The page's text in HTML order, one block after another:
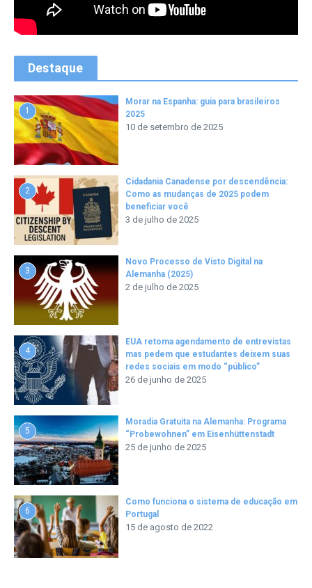
Destaque
1
Morar na Espanha: guia para brasileiros
2025
10 de setembro de 2025
2
Cidadania Canadense por descendência:
Como as mudanças de 2025 podem
beneficiar você
3 de julho de 2025
3
Novo Processo de Visto Digital na
Alemanha (2025)
2 de julho de 2025
4
EUA retoma agendamento de entrevistas
mas pedem que estudantes deixem suas
redes sociais em modo “público”
26 de junho de 2025
5
Moradia Gratuita na Alemanha: Programa
“Probewohnen” em Eisenhüttenstadt
25 de junho de 2025
6
Como funciona o sistema de educação em
Portugal
15 de agosto de 2022